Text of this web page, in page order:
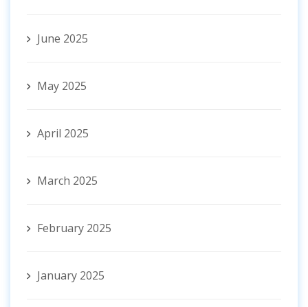
June 2025
May 2025
April 2025
March 2025
February 2025
January 2025